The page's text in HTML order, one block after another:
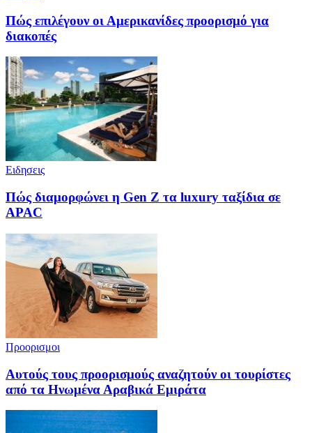
Πώς επιλέγουν οι Αμερικανίδες προορισμό για
διακοπές
Ειδησεις
Πώς διαμορφώνει η Gen Z τα luxury ταξίδια σε
APAC
Προορισμοι
Αυτούς τους προορισμούς αναζητούν οι τουρίστες
από τα Ηνωμένα Αραβικά Εμιράτα